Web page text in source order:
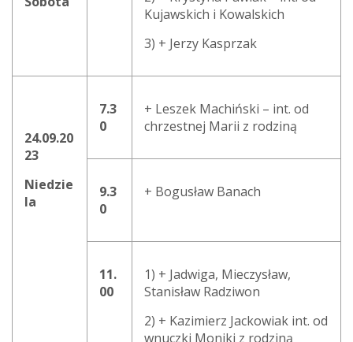
Kujawskich i Kowalskich
3) + Jerzy Kasprzak
24.09.20
23
Niedzie
la
7.3
0
+ Leszek Machiński – int. od
chrzestnej Marii z rodziną
9.3
0
+ Bogusław Banach
11.
00
1) + Jadwiga, Mieczysław,
Stanisław Radziwon
2) + Kazimierz Jackowiak int. od
wnuczki Moniki z rodziną